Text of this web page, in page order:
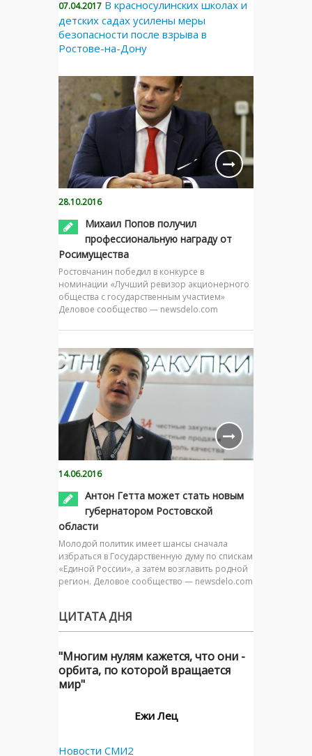
07.04.2017 В красносулинских школах и
детских садах усилены меры
безопасности после взрыва в
Ростове-на-Дону
28.10.2016
Михаил Попов получил
профессиональную награду от
Росимущества
Ростовчанин победил в конкурсе в
номинации «Лучший ревизор акционерного
общества с государственным участием»
Деловое сообщество — newsdelo.com
14.06.2016
Антон Гетта может стать новым
губернатором Ростовской
области
Молодой политик имеет шансы сначала
избраться в Государственную думу по спискам
«Единой России», а затем возглавить родной
регион. Деловое сообщество — newsdelo.com
ЦИТАТА ДНЯ
"Многим нулям кажется, что они -
орбита, по которой вращается
мир"
Ежи Лец
Новости СМИ2